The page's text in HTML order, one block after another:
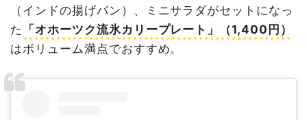
（インドの揚げパン）、ミニサラダがセットになっ
た
「オホーツク流氷カリープレート」（1,400円）
はボリューム満点でおすすめ。